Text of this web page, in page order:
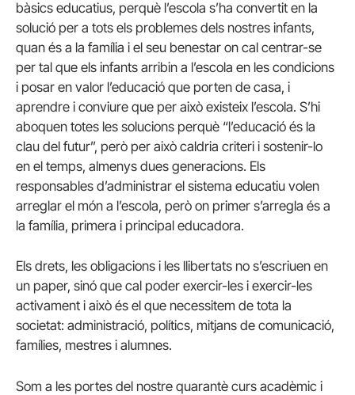
bàsics educatius, perquè l’escola s’ha convertit en la
solució per a tots els problemes dels nostres infants,
quan és a la família i el seu benestar on cal centrar-se
per tal que els infants arribin a l’escola en les condicions
i posar en valor l’educació que porten de casa, i
aprendre i conviure que per això existeix l’escola. S’hi
aboquen totes les solucions perquè “l’educació és la
clau del futur”, però per això caldria criteri i sostenir-lo
en el temps, almenys dues generacions. Els
responsables d’administrar el sistema educatiu volen
arreglar el món a l’escola, però on primer s’arregla és a
la família, primera i principal educadora.
Els drets, les obligacions i les llibertats no s’escriuen en
un paper, sinó que cal poder exercir-les i exercir-les
activament i això és el que necessitem de tota la
societat: administració, polítics, mitjans de comunicació,
famílies, mestres i alumnes.
Som a les portes del nostre quarantè curs acadèmic i